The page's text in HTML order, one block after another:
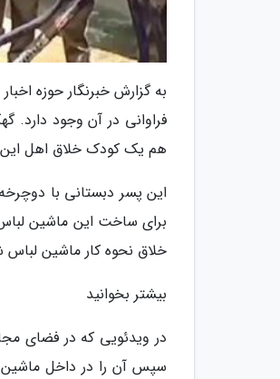
به گزارش خبرنگار حوزه
فراوانی در آن وجود دارد.
هم یک کودک خلاق اهل
این پسر دبستانی با
برای ساخت این ماشین
خلاق نحوه کار ماشین
بیشتر بخوانید
در ویدئویی که در فضای
سپس آن را در داخل ماشین